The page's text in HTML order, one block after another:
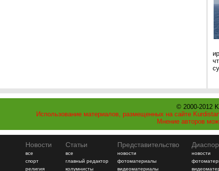
© 2000-2012
Использование материалов, размещенных на сайте
Мнение авторов
Новости
все
спорт
религия
Статьи
все
главный редактор
колумнисты
Представительство
новости
фотоматериалы
видеоматериалы
новости